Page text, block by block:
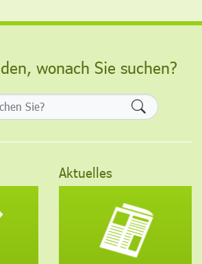
wonach Sie suchen?
Aktuelles